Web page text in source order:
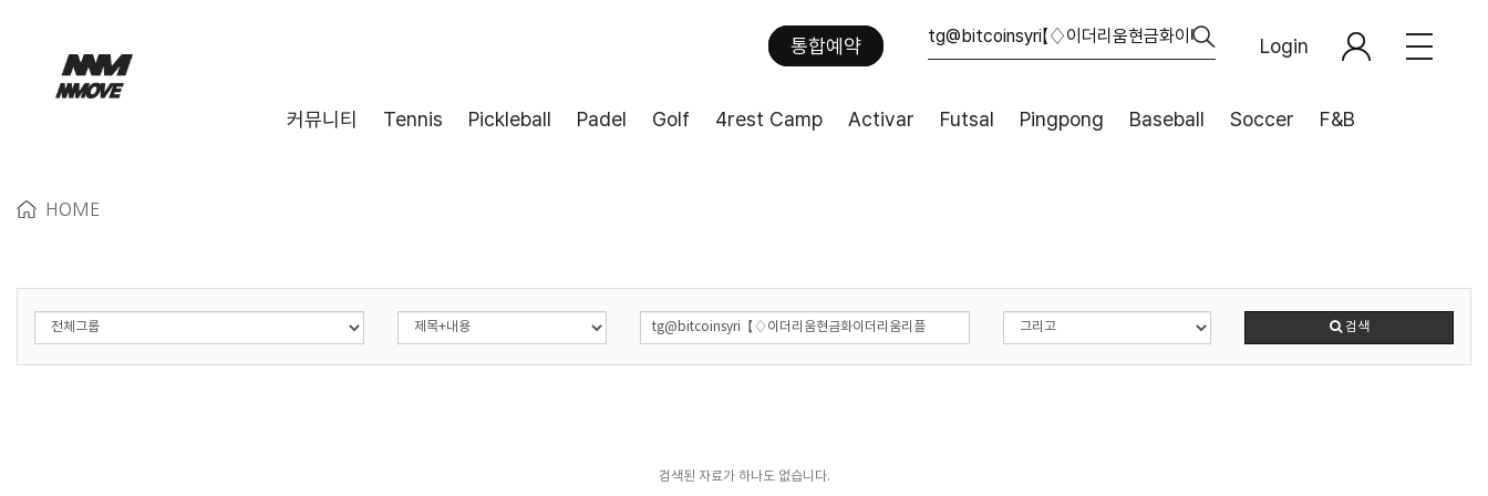
통합예약 Login
커뮤니티 Tennis Pickleball Padel Golf 4rest Camp Activar Futsal Pingpong Baseball Soccer F&B
HOME
검색
검색된 자료가 하나도 없습니다.